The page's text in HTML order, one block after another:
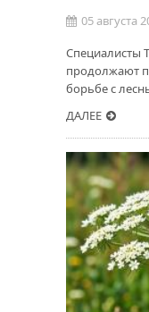
05 августа
Специалисты
продолжают
борьбе с
ДАЛЕЕ